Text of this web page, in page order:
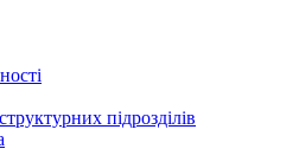
підрозділів